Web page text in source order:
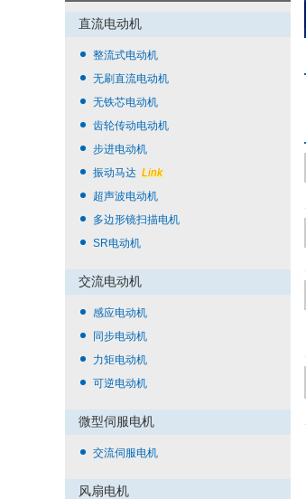
直流电动机
整流式电动机
无刷直流电动机
无铁芯电动机
齿轮传动电动机
步进电动机
振动马达 Link
超声波电动机
多边形镜扫描电机
SR电动机
交流电动机
感应电动机
同步电动机
力矩电动机
可逆电动机
微型伺服电机
交流伺服电机
风扇电机